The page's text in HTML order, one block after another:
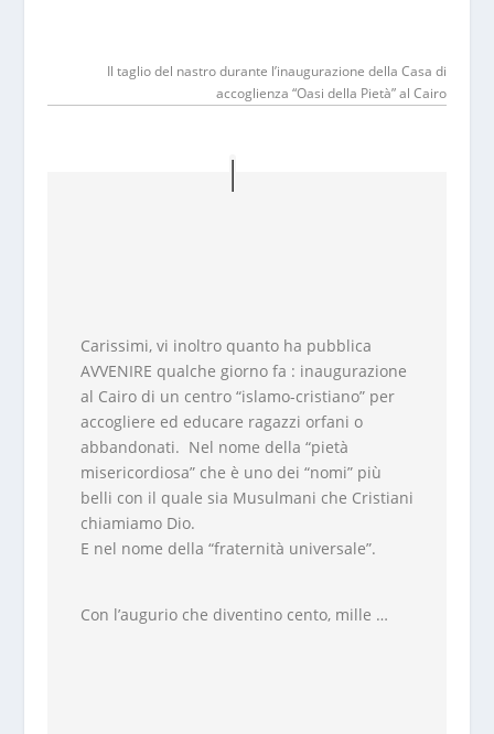
Il taglio del nastro durante l’inaugurazione della Casa di
accoglienza “Oasi della Pietà” al Cairo
Carissimi, vi inoltro quanto ha pubblica
AVVENIRE qualche giorno fa : inaugurazione
al Cairo di un centro “islamo-cristiano” per
accogliere ed educare ragazzi orfani o
abbandonati. Nel nome della “pietà
misericordiosa” che è uno dei “nomi” più
belli con il quale sia Musulmani che Cristiani
chiamiamo Dio.
E nel nome della “fraternità universale”.
Con l’augurio che diventino cento, mille …